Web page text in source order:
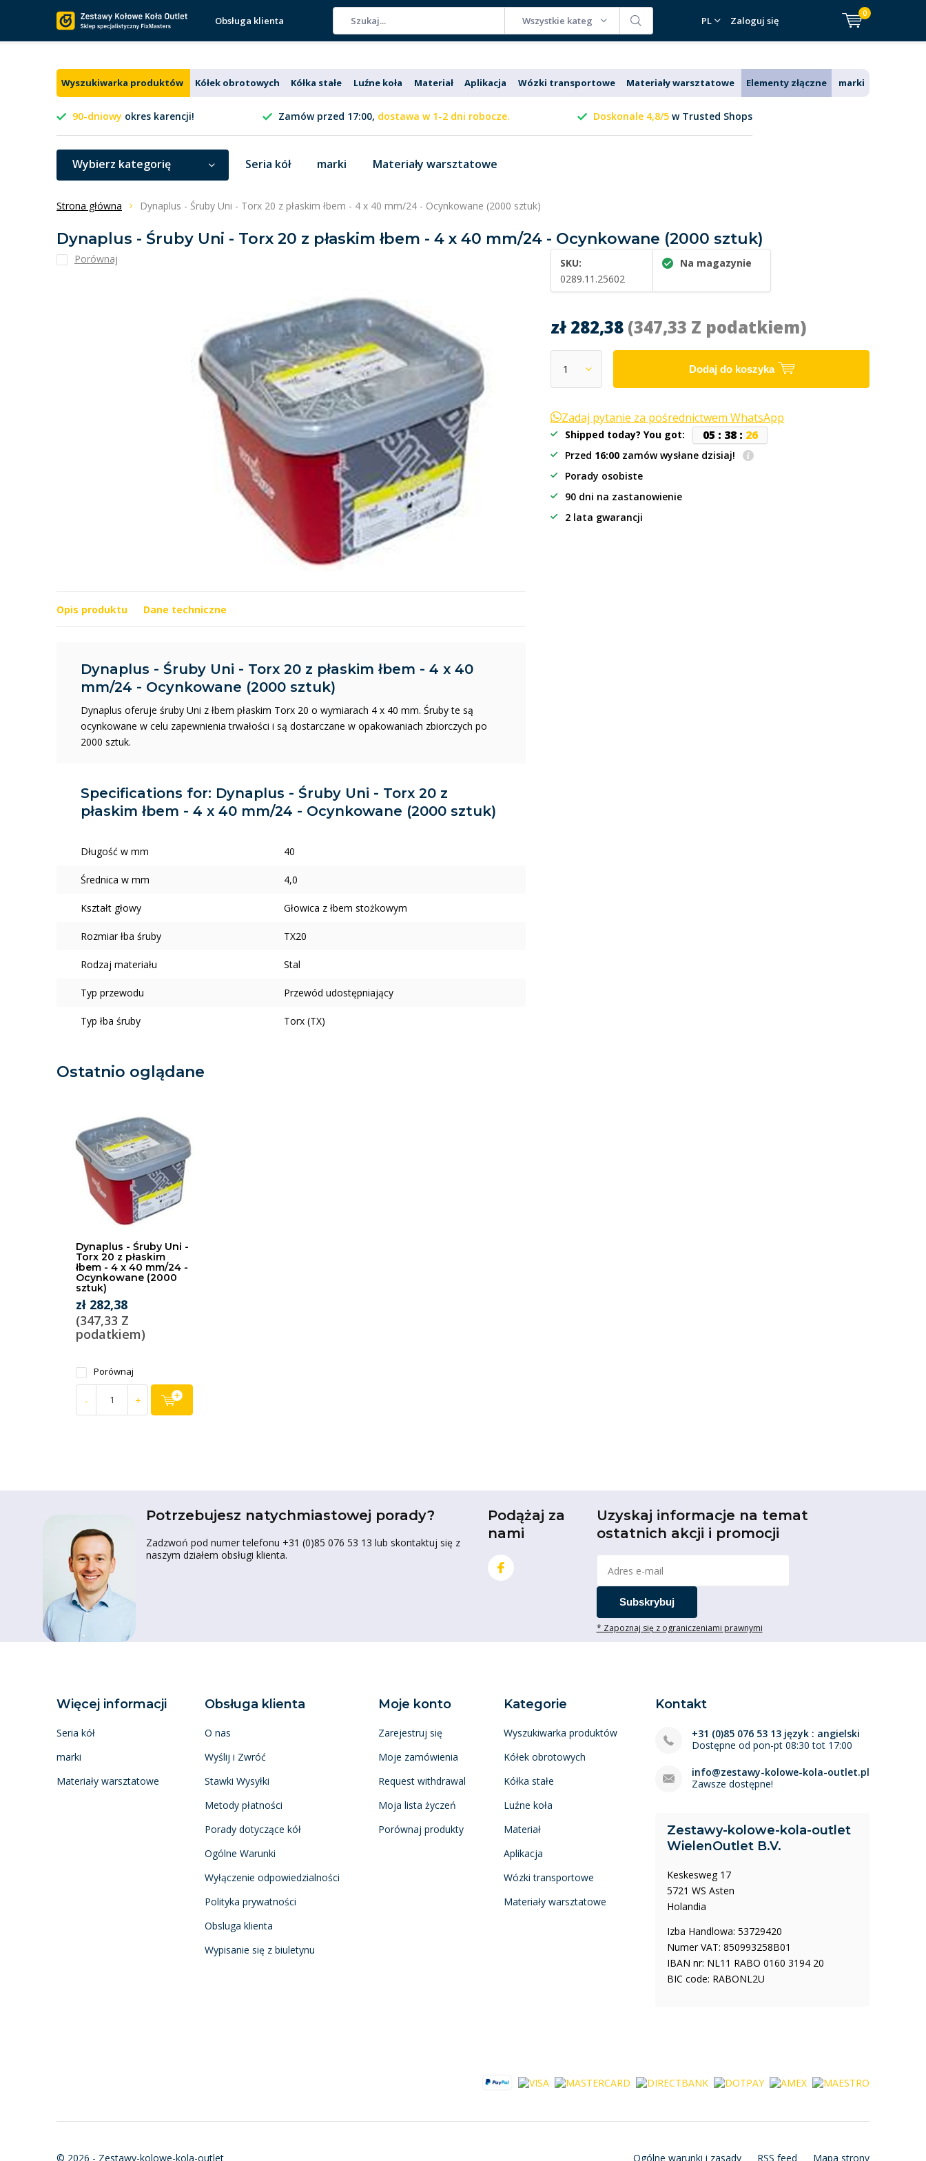
Obsługa klienta Wszystkie kategorie PL Zaloguj się
0
Wyszukiwarka produktów Kółek obrotowych Kółka stałe Luźne koła Materiał Aplikacja Wózki transportowe Materiały warsztatowe Elementy złączne marki
90-dniowy okres karencji! Zamów przed 17:00, dostawa w 1-2 dni robocze. Doskonale 4,8/5 w Trusted Shops
Wybierz kategorię Seria kół marki Materiały warsztatowe
Strona główna Dynaplus - Śruby Uni - Torx 20 z płaskim łbem - 4 x 40 mm/24 - Ocynkowane (2000 sztuk)
Dynaplus - Śruby Uni - Torx 20 z płaskim łbem - 4 x 40 mm/24 - Ocynkowane (2000 sztuk)
Porównaj
SKU:
0289.11.25602
Na magazynie
zł 282,38 (347,33 Z podatkiem)
Dodaj do koszyka
Zadaj pytanie za pośrednictwem WhatsApp
Shipped today? You got: 05 : 38: 26
Przed 16:00 zamów wysłane dzisiaj!
Porady osobiste
90 dni na zastanowienie
2 lata gwarancji
Opis produktu Dane techniczne
Dynaplus - Śruby Uni - Torx 20 z płaskim łbem - 4 x 40
mm/24 - Ocynkowane (2000 sztuk)
Dynaplus oferuje śruby Uni z łbem płaskim Torx 20 o wymiarach 4 x 40 mm. Śruby te są
ocynkowane w celu zapewnienia trwałości i są dostarczane w opakowaniach zbiorczych po
2000 sztuk.
Specifications for: Dynaplus - Śruby Uni - Torx 20 z
płaskim łbem - 4 x 40 mm/24 - Ocynkowane (2000 sztuk)
Długość w mm 40
Średnica w mm 4,0
Kształt głowy Głowica z łbem stożkowym
Rozmiar łba śruby TX20
Rodzaj materiału Stal
Typ przewodu Przewód udostępniający
Typ łba śruby Torx (TX)
Ostatnio oglądane
Dynaplus - Śruby Uni -
Torx 20 z płaskim
łbem - 4 x 40 mm/24 -
Ocynkowane (2000
sztuk)
zł 282,38
(347,33 Z
podatkiem)
Porównaj
- +
Potrzebujesz natychmiastowej porady?
Zadzwoń pod numer telefonu +31 (0)85 076 53 13 lub skontaktuj się z
naszym działem obsługi klienta.
Podążaj za
nami
Uzyskaj informacje na temat
ostatnich akcji i promocji
Subskrybuj
* Zapoznaj się z ograniczeniami prawnymi
Więcej informacji
Seria kół
marki
Materiały warsztatowe
Obsługa klienta
O nas
Wyślij i Zwróć
Stawki Wysyłki
Metody płatności
Porady dotyczące kół
Ogólne Warunki
Wyłączenie odpowiedzialności
Polityka prywatności
Obsluga klienta
Wypisanie się z biuletynu
Moje konto
Zarejestruj się
Moje zamówienia
Request withdrawal
Moja lista życzeń
Porównaj produkty
Kategorie
Wyszukiwarka produktów
Kółek obrotowych
Kółka stałe
Luźne koła
Materiał
Aplikacja
Wózki transportowe
Materiały warsztatowe
Kontakt
+31 (0)85 076 53 13 język : angielski
Dostępne od pon-pt 08:30 tot 17:00
info@zestawy-kolowe-kola-outlet.pl
Zawsze dostępne!
Zestawy-kolowe-kola-outlet
WielenOutlet B.V.
Keskesweg 17
5721 WS Asten
Holandia
Izba Handlowa: 53729420
Numer VAT: 850993258B01
IBAN nr: NL11 RABO 0160 3194 20
BIC code: RABONL2U
© 2026 - Zestawy-kolowe-kola-outlet Ogólne warunki i zasady RSS feed Mapa strony